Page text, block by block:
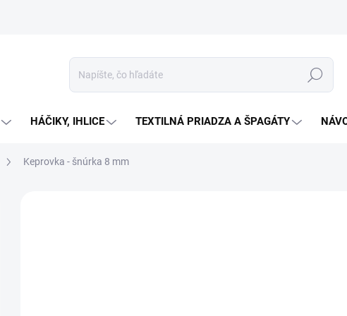
Hľadať
HÁČIKY, IHLICE TEXTILNÁ PRIADZA A ŠPAGÁTY
Keprovka - šnúrka 8 mm